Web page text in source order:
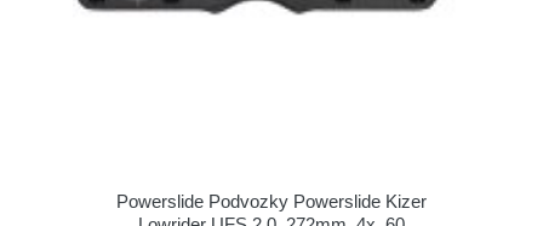
Powerslide Podvozky Powerslide Kizer